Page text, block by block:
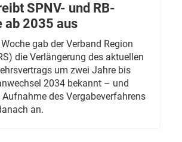
SPNV- und RB-
ab 2035 aus
gab der Verband Region
die Verlängerung des aktuellen
um zwei Jahre bis
2034 bekannt – und
des Vergabeverfahrens
an.